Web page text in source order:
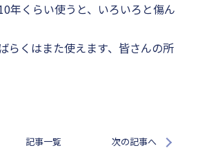
年くらい使うと、いろいろと傷ん
らくはまた使えます、皆さんの所
記事一覧 次の記事へ